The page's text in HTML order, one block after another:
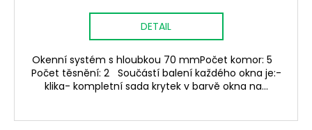
DETAIL
Okenní systém s hloubkou 70 mmPočet komor: 5
Počet těsnění: 2 Součástí balení každého okna je:-
klika- kompletní sada krytek v barvě okna na...